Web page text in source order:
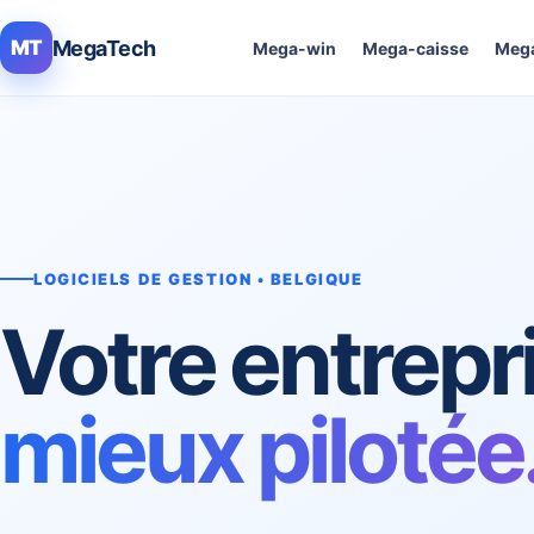
MT MegaTech Mega-win Mega-caisse
LOGICIELS DE GESTION • BELGIQUE
Votre
mieux